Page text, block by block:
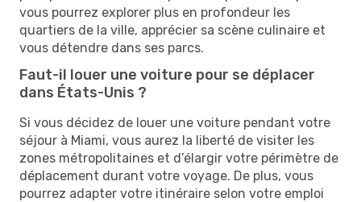
vous pourrez explorer plus en profondeur les
quartiers de la ville, apprécier sa scène culinaire et
vous détendre dans ses parcs.
Faut-il louer une voiture pour se déplacer
dans États-Unis ?
Si vous décidez de louer une voiture pendant votre
séjour à Miami, vous aurez la liberté de visiter les
zones métropolitaines et d’élargir votre périmètre de
déplacement durant votre voyage. De plus, vous
pourrez adapter votre itinéraire selon votre emploi